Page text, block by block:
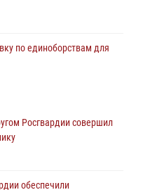
по единоборствам для
Росгвардии совершил
обеспечили